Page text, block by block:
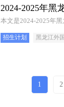
2024-2025年黑
本文是2024-2025年
招生计划 黑龙江外
1 2